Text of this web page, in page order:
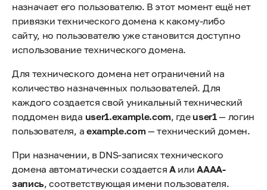
назначает его пользователю. В этот момент ещё нет
привязки технического домена к какому-либо
сайту, но пользователю уже становится доступно
использование технического домена.
Для технического домена нет ограничений на
количество назначенных пользователей. Для
каждого создается свой уникальный технический
поддомен вида user1.example.com, гдеuser1— логин
пользователя, а example.com— технический домен.
При назначении, в DNS-записях технического
домена автоматически создаетсяAилиAAAA-
запись, соответствующая имени пользователя.